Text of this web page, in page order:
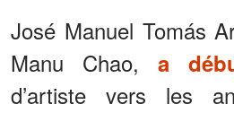
José Manuel Tomás
Manu Chao, a
d’artiste vers les